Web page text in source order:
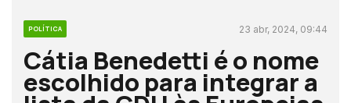
POLÍTICA 23 abr, 2024, 09:44
Cátia Benedetti é o nome
escolhido para integrar a